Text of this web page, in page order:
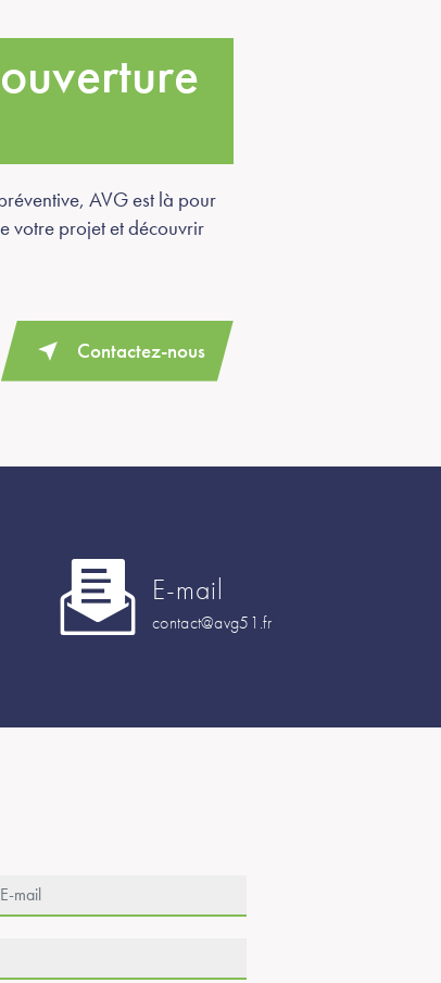
AVG est là pour
votre projet et découvrir
Contactez-nous
E-mail
contact@avg51.fr